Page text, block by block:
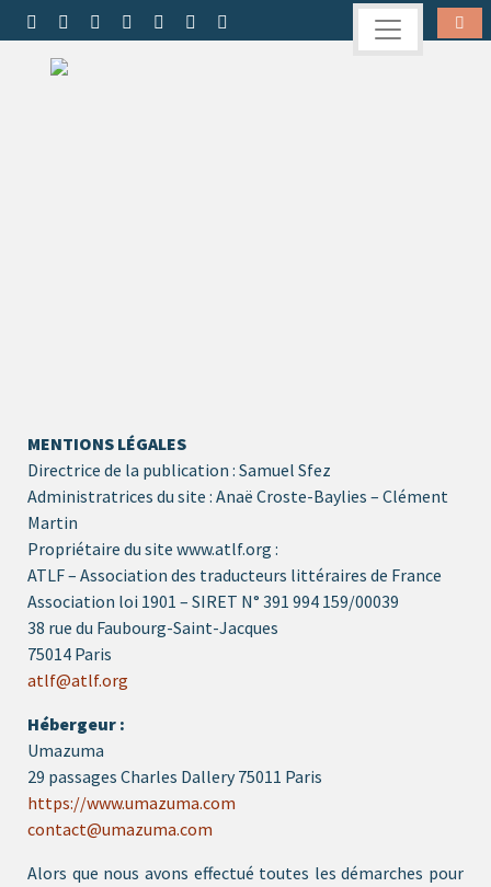
MENTIONS LÉGALES
Directrice de la publication : Samuel Sfez
Administratrices du site : Anaë Croste-Baylies – Clément
Martin
Propriétaire du site www.atlf.org :
ATLF – Association des traducteurs littéraires de France
Association loi 1901 – SIRET N° 391 994 159/00039
38 rue du Faubourg-Saint-Jacques
75014 Paris
atlf@atlf.org
Hébergeur :
Umazuma
29 passages Charles Dallery 75011 Paris
https://www.umazuma.com
contact@umazuma.com
Alors que nous avons effectué toutes les démarches pour